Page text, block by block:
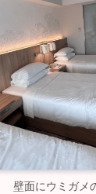
壁面にウミガメ